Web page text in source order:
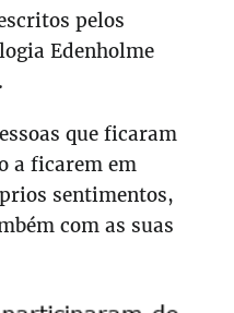
pelos
Edenholme
que ficaram
a ficarem em
sentimentos,
com as suas